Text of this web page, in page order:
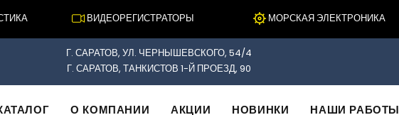
ВИДЕОРЕГИСТРАТОРЫ МОРСКАЯ ЭЛЕКТРОНИКА
Г. САРАТОВ, УЛ. ЧЕРНЫШЕВСКОГО, 54/4
Г. САРАТОВ, ТАНКИСТОВ 1-Й ПРОЕЗД, 90
О КОМПАНИИ АКЦИИ НОВИНКИ НАШИ РАБОТЫ